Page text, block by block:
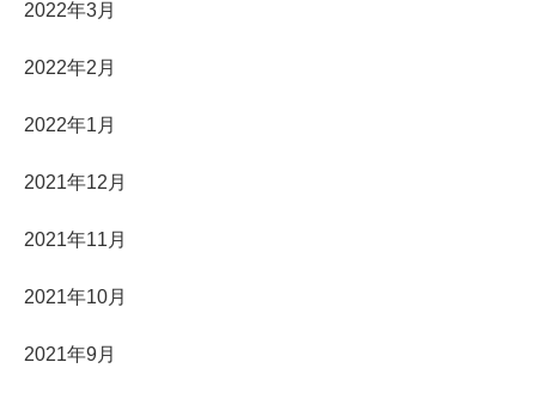
2022年3月
2022年2月
2022年1月
2021年12月
2021年11月
2021年10月
2021年9月